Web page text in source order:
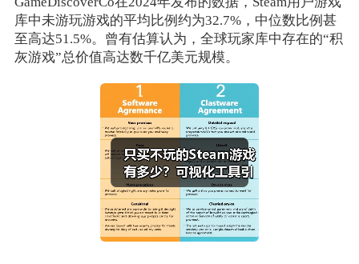
库中未游玩游戏的平均比例约为32.7%，中位数比例甚
至高达51.5%。曾有估算认为，全球玩家库中存在的“积
灰游戏”总价值高达数千亿美元规模。